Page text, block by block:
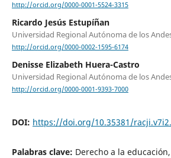
http://orcid.org/0000-0001-5524-3315
Ricardo Jesús Estupíñan
Universidad Regional Autónoma de los
http://orcid.org/0000-0002-1595-6174
Denisse Elizabeth Huera-Castro
Universidad Regional Autónoma de los
http://orcid.org/0000-0001-9393-7000
DOI: https://doi.org/10.35381/
Palabras clave: Derecho a la